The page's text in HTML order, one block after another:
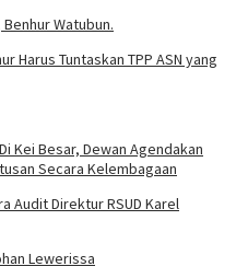
Harus Tuntaskan TPP ASN yang
Kei Besar, Dewan Agendakan
Secara Kelembagaan
Audit Direktur RSUD Karel